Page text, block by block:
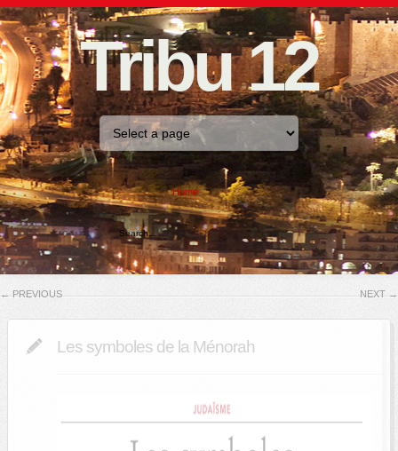
Tribu 12
Home
← PREVIOUS NEXT →
Les symboles de la Ménorah